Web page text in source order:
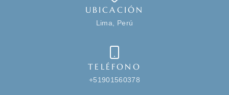
UBICACIÓN
Lima, Perú
TELÉFONO
+51901560378